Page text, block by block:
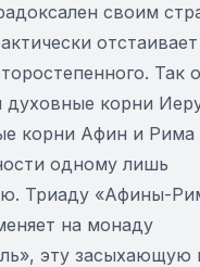
своим
Так
духовные корни
корни Афин и Рима
одному лишь
Триаду «Афины-
на монаду
эту засыхающую